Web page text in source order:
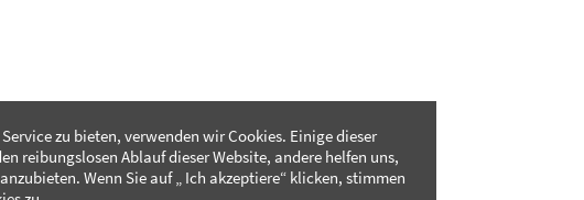
zu bieten, verwenden wir Cookies. Einige dieser
reibungslosen Ablauf dieser Website, andere helfen uns,
Wenn Sie auf „ Ich akzeptiere“ klicken, stimmen